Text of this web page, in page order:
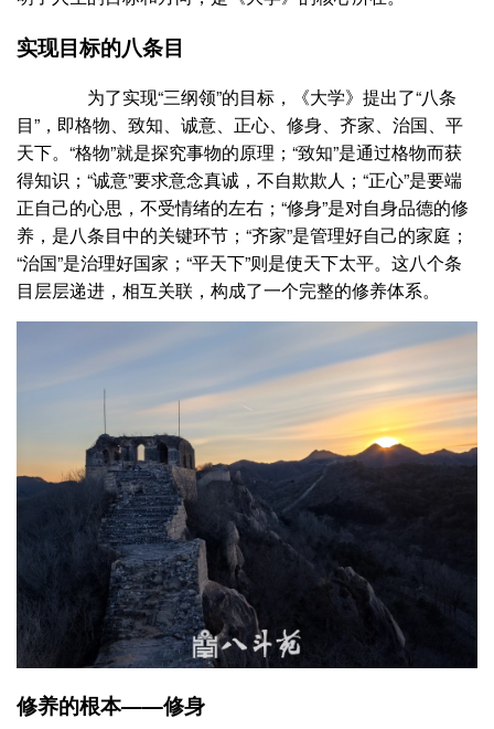
实现目标的八条目
为了实现“三纲领”的目标，《大学》提出了“八条
目”，即格物、致知、诚意、正心、修身、齐家、治国、平
天下。“格物”就是探究事物的原理；“致知”是通过格物而获
得知识；“诚意”要求意念真诚，不自欺欺人；“正心”是要端
正自己的心思，不受情绪的左右；“修身”是对自身品德的修
养，是八条目中的关键环节；“齐家”是管理好自己的家庭；
“治国”是治理好国家；“平天下”则是使天下太平。这八个条
目层层递进，相互关联，构成了一个完整的修养体系。
修养的根本——修身